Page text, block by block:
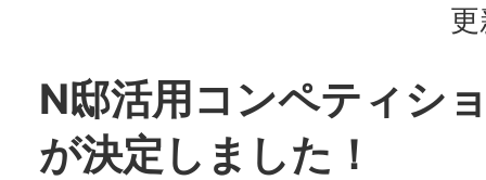
N邸活用コンペティシ
が決定しました！